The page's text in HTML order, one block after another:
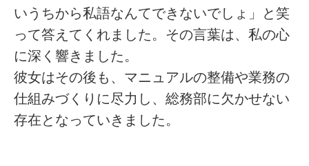
いうちから私語なんてできないでしょ」と笑
って答えてくれました。その言葉は、私の心
に深く響きました。
彼女はその後も、マニュアルの整備や業務の
仕組みづくりに尽力し、総務部に欠かせない
存在となっていきました。